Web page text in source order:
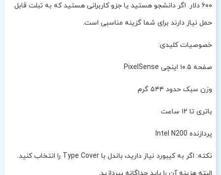
۶۰۰ دلار. اگر دانشجو هستید یا جزو کاربرانی هستید که به تبلت قابل
حمل نیاز دارند برای شما گزینه مناسبی است.
خصوصیات کلیدی:
صفحه ۱۰.۵ اینچی PixelSense
وزن سبک حدود ۵۴۴ گرم
باتری تا ۱۲ ساعت
پردازنده Intel N200
نکته: اگر به کیبورد نیاز دارید، باندل با Type Cover را انتخاب کنید.
البته هزینه آن را باید جداگانه بپردازید.